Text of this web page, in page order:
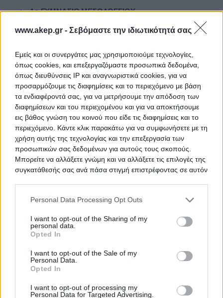
www.akep.gr - Σεβόμαστε την ιδιωτικότητά σας
Εμείς και οι συνεργάτες μας χρησιμοποιούμε τεχνολογίες,
όπως cookies, και επεξεργαζόμαστε προσωπικά δεδομένα,
όπως διευθύνσεις IP και αναγνωριστικά cookies, για να
προσαρμόζουμε τις διαφημίσεις και το περιεχόμενο με βάση
τα ενδιαφέροντά σας, για να μετρήσουμε την απόδοση των
διαφημίσεων και του περιεχομένου και για να αποκτήσουμε
εις βάθος γνώση του κοινού που είδε τις διαφημίσεις και το
περιεχόμενο. Κάντε κλικ παρακάτω για να συμφωνήσετε με τη
χρήση αυτής της τεχνολογίας και την επεξεργασία των
προσωπικών σας δεδομένων για αυτούς τους σκοπούς.
Μπορείτε να αλλάξετε γνώμη και να αλλάξετε τις επιλογές της
συγκατάθεσής σας ανά πάσα στιγμή επιστρέφοντας σε αυτόν
Please note that this website/app uses one or more Google
not limited to your visit or usage behaviour. You may click to
grant or deny consent to Google and its third-party tags to
use your data for below specified purposes in below Google
consent section.
Personal Data Processing Opt Outs
I want to opt-out of the Sharing of my
personal data.
Opted In
I want to opt-out of the Sale of my
Personal Data.
Opted In
I want to opt-out of processing my
Personal Data for Targeted Advertising.
> 1ο ΓΥΜΝΑΣΙΟ ΜΕΣΟΛΟΓΓΙΟΥ
> 1ο ΓΥΜΝΑΣΙΟ ΝΑΥΠΑΚΤΟΥ
> 1ο ΓΥΜΝΑΣΙΟ ΝΕΑΣ ΜΑΚΡΗΣ
> 1ο ΓΥΜΝΑΣΙΟ ΝΕΟΥ ΨΥΧΙΚΟΥ
> 1ο ΓΥΜΝΑΣΙΟ ΠΑΙΑΝΙΑΣ
> 1ο ΓΥΜΝΑΣΙΟ ΠΑΛΛΗΝΗΣ
> 1ο ΓΥΜΝΑΣΙΟ ΡΑΦΗΝΑΣ
> 1ο ΓΥΜΝΑΣΙΟ ΣΚΑΛΑΣ ΩΡΩΠΟΥ
> 1ο ΓΥΜΝΑΣΙΟ ΧΑΛΚΟΥΤΣΙΟΥ
1ο ΕΠΑΛ ΑΓΡΙΝΙΟΥ
1ο ΕΠΑΛ ΑΧΑΡΝΩΝ
1ο ΕΠΑΛ ΒΟΝΙΤΣΑΣ
1ο ΕΠΑΛ ΔΙΟΝΥΣΟΥ